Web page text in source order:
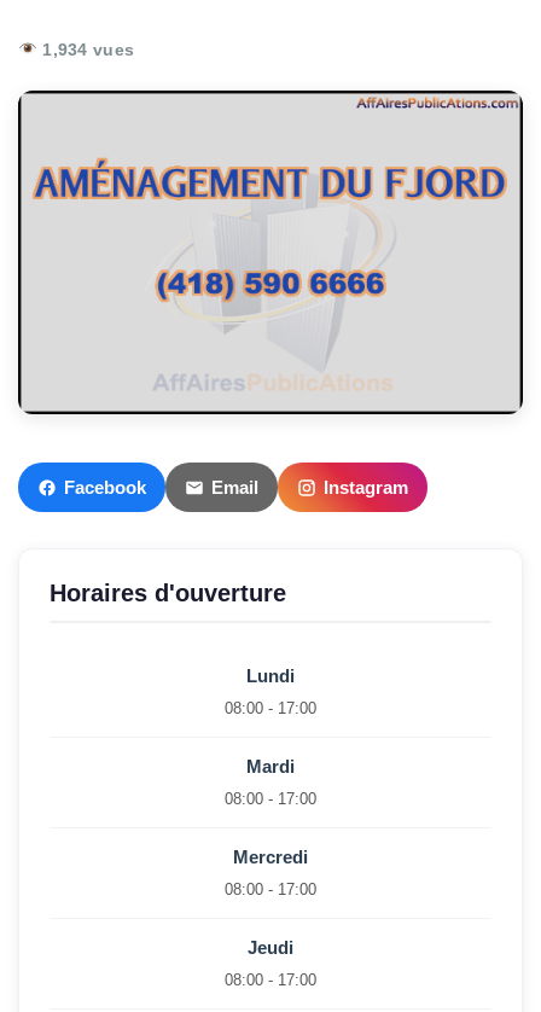
1,934 vues
Facebook Email Instagram
Horaires d'ouverture
Lundi
08:00 - 17:00
Mardi
08:00 - 17:00
Mercredi
08:00 - 17:00
Jeudi
08:00 - 17:00